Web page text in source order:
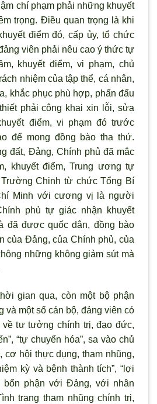
chí phạm phải những khuyết
trọng. Điều quan trọng là khi
điểm đó, cấp ủy, tổ chức
viên phải nêu cao ý thức tự
khuyết điểm, vi phạm, chủ
nhiệm của tập thể, cá nhân,
khắc phục phù hợp, phấn đấu
phải công khai xin lỗi, sửa
điểm, vi phạm đó trước
để mong đồng bào tha thứ.
đất, Đảng, Chính phủ đã mắc
khuyết điểm, Trung ương tự
Chinh từ chức Tổng Bí
Minh với cương vị là người
phủ tự giác nhận khuyết
đã được quốc dân, đồng bào
của Đảng, của Chính phủ, của
những không giảm sút mà
gian qua, còn một bộ phận
và một số cán bộ, đảng viên có
về tư tưởng chính trị, đạo đức,
“tự chuyển hóa”, sa vào chủ
cơ hội thực dụng, tham nhũng,
kỳ và bệnh thành tích”, “lợi
bổn phận với Đảng, với nhân
ình trạng tham nhũng chính trị,